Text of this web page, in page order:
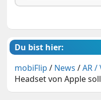
Du bist hier:
mobiFlip / News /AR /
Headset von Apple